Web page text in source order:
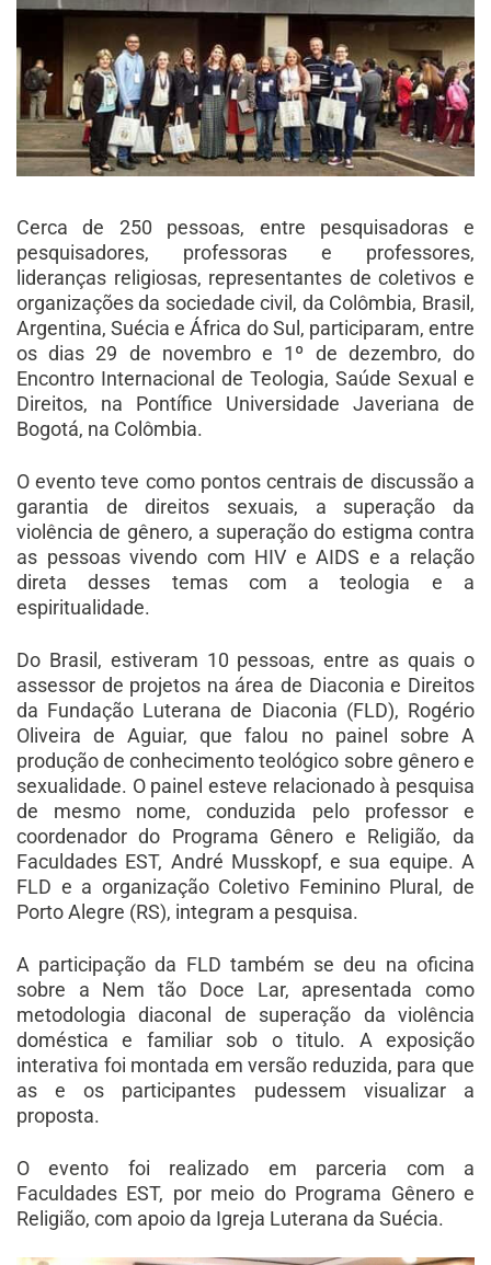
Cerca de 250 pessoas, entre pesquisadoras e
pesquisadores, professoras e professores,
lideranças religiosas, representantes de coletivos e
organizações da sociedade civil, da Colômbia, Brasil,
Argentina, Suécia e África do Sul, participaram, entre
os dias 29 de novembro e 1º de dezembro, do
Encontro Internacional de Teologia, Saúde Sexual e
Direitos, na Pontífice Universidade Javeriana de
Bogotá, na Colômbia.
O evento teve como pontos centrais de discussão a
garantia de direitos sexuais, a superação da
violência de gênero, a superação do estigma contra
as pessoas vivendo com HIV e AIDS e a relação
direta desses temas com a teologia e a
espiritualidade.
Do Brasil, estiveram 10 pessoas, entre as quais o
assessor de projetos na área de Diaconia e Direitos
da Fundação Luterana de Diaconia (FLD), Rogério
Oliveira de Aguiar, que falou no painel sobre A
produção de conhecimento teológico sobre gênero e
sexualidade. O painel esteve relacionado à pesquisa
de mesmo nome, conduzida pelo professor e
coordenador do Programa Gênero e Religião, da
Faculdades EST, André Musskopf, e sua equipe. A
FLD e a organização Coletivo Feminino Plural, de
Porto Alegre (RS), integram a pesquisa.
A participação da FLD também se deu na oficina
sobre a Nem tão Doce Lar, apresentada como
metodologia diaconal de superação da violência
doméstica e familiar sob o titulo. A exposição
interativa foi montada em versão reduzida, para que
as e os participantes pudessem visualizar a
proposta.
O evento foi realizado em parceria com a
Faculdades EST, por meio do Programa Gênero e
Religião, com apoio da Igreja Luterana da Suécia.